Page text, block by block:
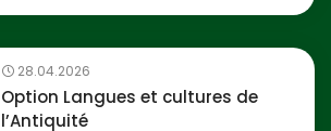
28.04.2026
Option Langues et cultures de
l’Antiquité